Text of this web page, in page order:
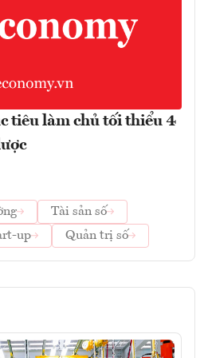
tiêu làm chủ tối thiểu 4
Tài sản số
up Quản trị số